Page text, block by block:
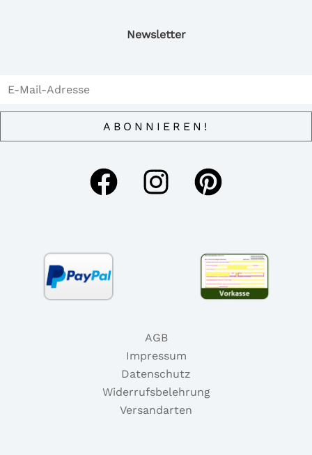
Newsletter
AGB
Impressum
Datenschutz
Widerrufsbelehrung
Versandarten